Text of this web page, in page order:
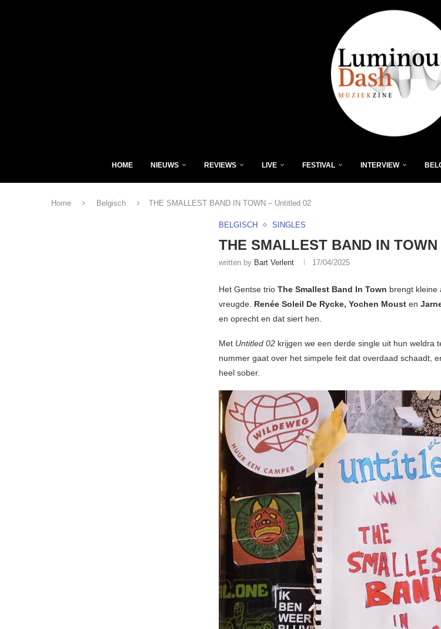
HOME NIEUWS REVIEWS LIVE FESTIVAL INTERVIEW
Home Belgisch THE SMALLEST BAND IN TOWN – Untitled 02
BELGISCH SINGLES
THE SMALLEST BAND IN
written by Bart Verlent 17/04/2025
Het Gentse trio The Smallest Band In Town brengt kleine
vreugde. Renée Soleil De Rycke, Yochen Moust en
en oprecht en dat siert hen.
Met Untitled 02 krijgen we een derde single uit hun weldra
nummer gaat over het simpele feit dat overdaad schaadt,
heel sober.